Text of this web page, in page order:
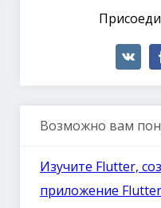
Возможно вам
Изучите Flutter,
приложение